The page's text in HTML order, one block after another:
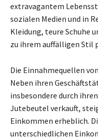
extravagantem
sozialen Medien und in
Kleidung, teure Schuhe
zu ihrem auffälligen Stil
Die Einnahmequellen
Neben ihren
insbesondere durch
Jutebeutel verkauft,
Einkommen erheblich.
unterschiedlichen